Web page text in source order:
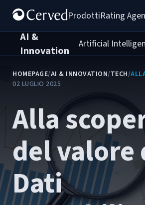
ProdottiRating
AI &
Innovation
Artificial
HOMEPAGE/AI & INNOVATION/TECH/
02 LUGLIO 2025
Alla
del valore
Dati